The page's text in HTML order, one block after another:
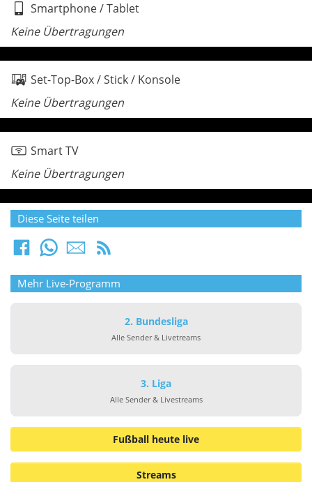
Smartphone / Tablet
Keine Übertragungen
Set-Top-Box / Stick / Konsole
Keine Übertragungen
Smart TV
Keine Übertragungen
Diese Seite teilen
Mehr Live-Programm
2. Bundesliga
Alle Sender & Livetreams
3. Liga
Alle Sender & Livestreams
Fußball heute live
Streams